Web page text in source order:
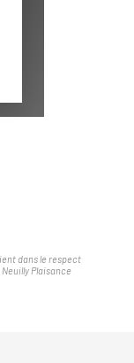
dans le respect
Plaisance